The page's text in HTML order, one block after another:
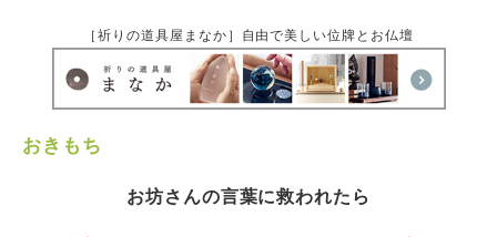
［祈りの道具屋まなか］自由で美しい位牌とお仏壇
おきもち
お坊さんの言葉に救われたら